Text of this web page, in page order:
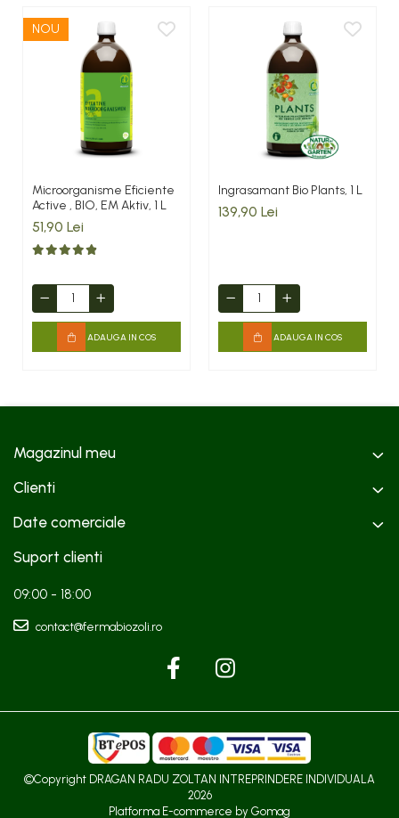
NOU
Microorganisme Eficiente
Active , BIO, EM Aktiv, 1 L
51,90 Lei
ADAUGA IN COS
Ingrasamant Bio Plants, 1 L
139,90 Lei
ADAUGA IN COS
Magazinul meu
Clienti
Date comerciale
Suport clienti
09:00 - 18:00
contact@fermabiozoli.ro
©Copyright DRAGAN RADU ZOLTAN INTREPRINDERE INDIVIDUALA
2026
Platforma E-commerce by Gomag